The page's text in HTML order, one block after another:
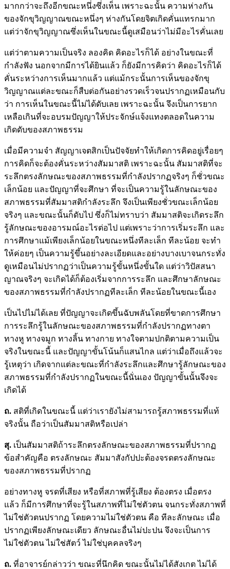
มากกว่าจะถึงอีกขณะหนึ่งซึ่งเห็น เพราะฉะนั้น ความห่างกัน
ของจักขุวิญญาณขณะหนึ่งๆ ห่างกันโดยจิตเกิดคั่นแทรกมาก
แต่ว่าจักขุวิญญาณซึ่งเห็นในขณะนี้ดูเสมือนว่าไม่มีอะไรคั่นเลย
แต่ว่าตามความเป็นจริง ลองคิด คิดอะไรก็ได้ อย่างในขณะที่
กำลังฟัง นอกจากมีการได้ยินแล้ว ก็ยังมีการคิดว่า คิดอะไรก็ได้
คั่นระหว่างการเห็นมากแล้ว แต่แม้กระนั้นการเห็นของจักขุ
วิญญาณแต่ละขณะก็สืบต่อกันอย่างรวดเร็วจนปรากฏเหมือนกับ
ว่า การเห็นในขณะนี้ไม่ได้ดับเลย เพราะฉะนั้น จึงเป็นการยาก
เหลือเกินที่จะอบรมปัญญาให้ประจักษ์แจ้งแทงตลอดในความ
เกิดดับของสภาพธรรม
เมื่อมีความจำ สัญญาเจตสิกเป็นปัจจัยทำให้เกิดการคิดอยู่เรื่อยๆ
การคิดก็จะต้องคั่นระหว่างสัมมาสติ เพราะฉะนั้น สัมมาสติที่จะ
ระลึกตรงลักษณะของสภาพธรรมที่กำลังปรากฏจริงๆ ก็ชั่วขณะ
เล็กน้อย และปัญญาที่จะศึกษา ที่จะเป็นความรู้ในลักษณะของ
สภาพธรรมที่สัมมาสติกำลังระลึก จึงเป็นเพียงชั่วขณะเล็กน้อย
จริงๆ และขณะนั้นก็ดับไป ซึ่งก็ไม่ทราบว่า สัมมาสติจะเกิดระลึก
รู้ลักษณะของอารมณ์อะไรต่อไป แต่เพราะว่าการเริ่มระลึก และ
การศึกษาแม้เพียงเล็กน้อยในขณะหนึ่งทีละเล็ก ทีละน้อย จะทำ
ให้ค่อยๆ เป็นความรู้ขึ้นอย่างละเอียดและอย่างบางเบาจนกระทั่ง
ดูเหมือนไม่ปรากฏว่าเป็นความรู้ขั้นหนึ่งขั้นใด แต่ว่าวิปัสสนา
ญาณจริงๆ จะเกิดได้ก็ต้องเริ่มจากการระลึก และศึกษาลักษณะ
ของสภาพธรรมที่กำลังปรากฏทีละเล็ก ทีละน้อยในขณะนี้เอง
เป็นไปไม่ได้เลย ที่ปัญญาจะเกิดขึ้นฉับพลันโดยที่ขาดการศึกษา
การระลึกรู้ในลักษณะของสภาพธรรมที่กำลังปรากฏทางตา
ทางหู ทางจมูก ทางลิ้น ทางกาย ทางใจตามปกติตามความเป็น
จริงในขณะนี้ และปัญญาขั้นโน้นก็แสนไกล แต่ว่าเมื่อถึงแล้วจะ
รู้เหตุว่า เกิดจากแต่ละขณะที่กำลังระลึกและศึกษารู้ลักษณะของ
สภาพธรรมที่กำลังปรากฏในขณะนี้นั่นเอง ปัญญาขั้นนั้นจึงจะ
เกิดได้
ถ. สติที่เกิดในขณะนี้ แต่ว่าเรายังไม่สามารถรู้สภาพธรรมที่แท้
จริงนั้น ถือว่าเป็นสัมมาสติหรือเปล่า
สุ. เป็นสัมมาสติถ้าระลึกตรงลักษณะของสภาพธรรมที่ปรากฏ
ข้อสำคัญคือ ตรงลักษณะ สัมมาสังกัปปะต้องจรดตรงลักษณะ
ของสภาพธรรมที่ปรากฏ
อย่างทางหู จรดที่เสียง หรือที่สภาพที่รู้เสียง ต้องตรง เมื่อตรง
แล้ว ก็มีการศึกษาที่จะรู้ในสภาพที่ไม่ใช่ตัวตน จนกระทั่งสภาพที่
ไม่ใช่ตัวตนปรากฏ โดยความไม่ใช่ตัวตน คือ ทีละลักษณะ เมื่อ
ปรากฏเพียงลักษณะเดียว ลักษณะอื่นไม่ปะปน จึงจะเป็นการ
ไม่ใช่ตัวตน ไม่ใช่สัตว์ ไม่ใช่บุคคลจริงๆ
ถ. ที่อาจารย์กล่าวว่า ขณะที่นึกคิด ขณะนั้นไม่ได้สังเกต ไม่ได้